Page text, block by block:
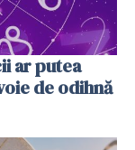
ar putea
de odihnă